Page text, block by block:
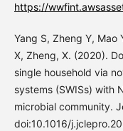
https://
Yang S, Zheng Y, Mao
X, Zheng, X. (2020).
single household via
systems (SWISs) with
microbial community.
doi:10.1016/